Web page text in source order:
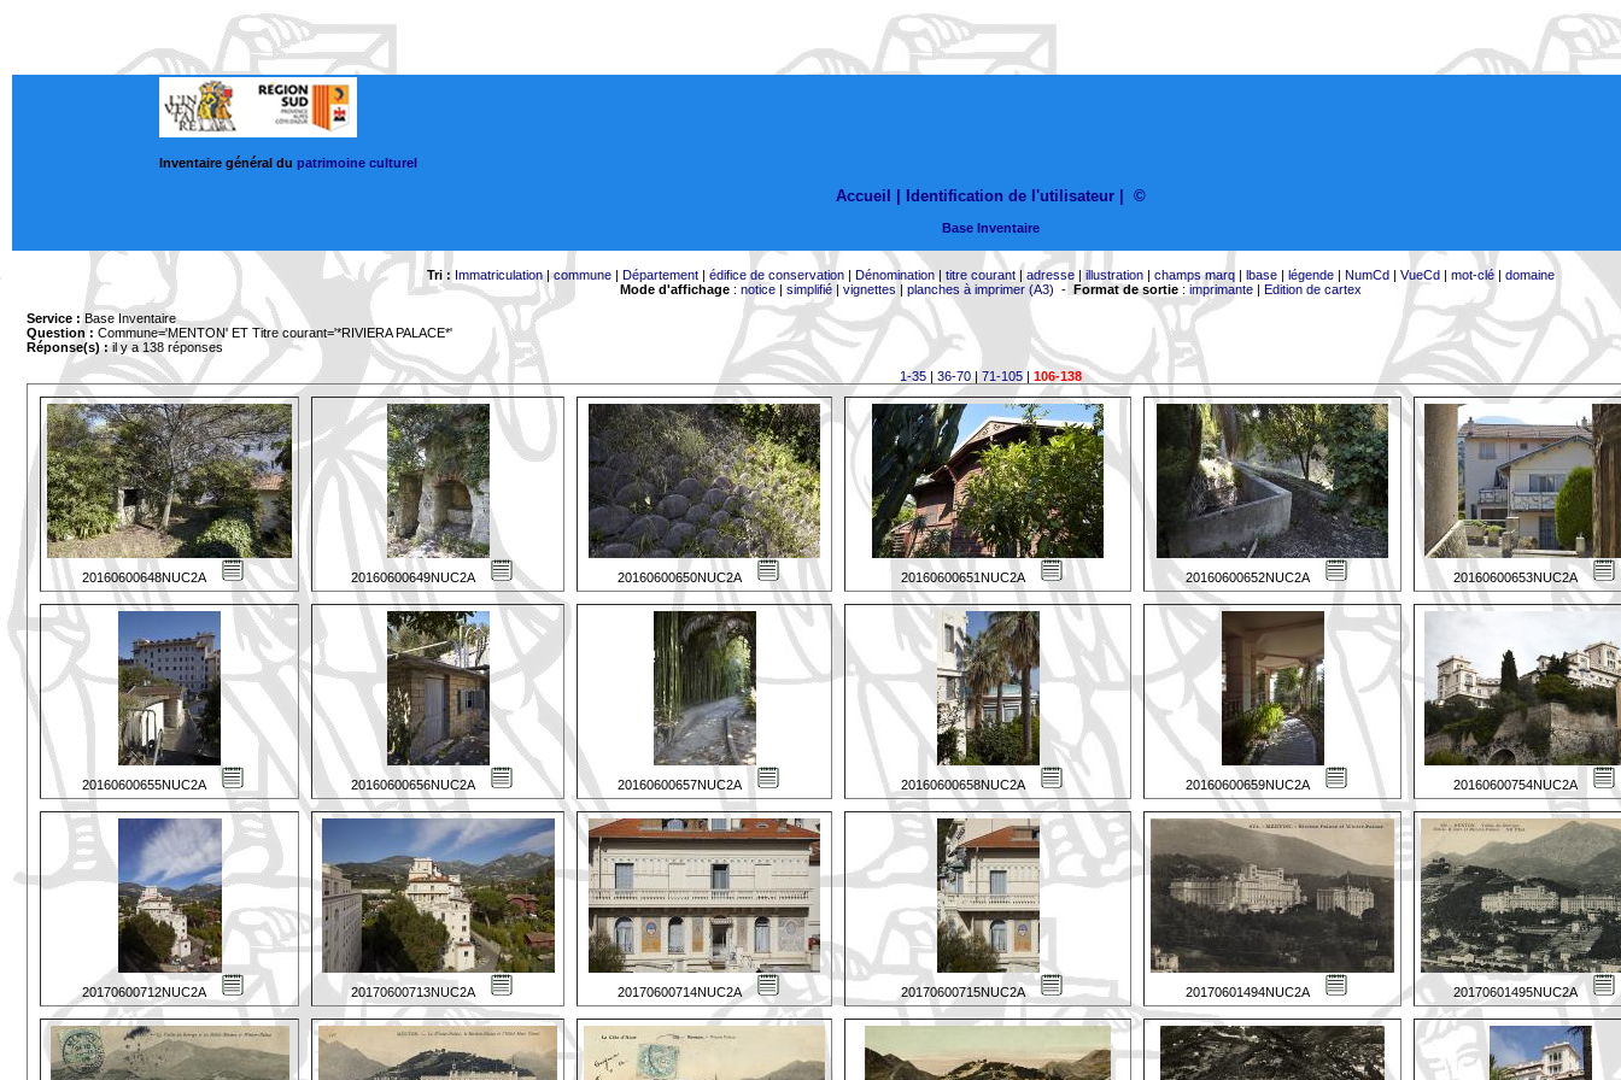
Inventaire général du patrimoine culturel
Accueil | Identification de l'utilisateur ©
Base Inventaire
Tri : Immatriculation|commune | Département | édifice de conservation | Dénomination| titre courant | adresse | illustration | champs marq | lbase | légende | NumCd | VueCd | mot-clé | domaine
Mode d'affichage : notice | simplifié | vignettes | planches à imprimer (A3) -Format de sortie : imprimante | Edition de cartex
Service : Base Inventaire
Question : Commune='MENTON' ET Titre courant='*RIVIERA PALACE*'
Réponse(s) :il y a 138 réponses
1-35 | 36-70 |71-105| 106-138
20160600648NUC2A 20160600649NUC2A 20160600650NUC2A 20160600651NUC2A 20160600652NUC2A 20160600653NUC2A
20160600655NUC2A 20160600656NUC2A 20160600657NUC2A 20160600658NUC2A 20160600659NUC2A 20160600754NUC2A
20170600712NUC2A 20170600713NUC2A 20170600714NUC2A 20170600715NUC2A 20170601494NUC2A 20170601495NUC2A